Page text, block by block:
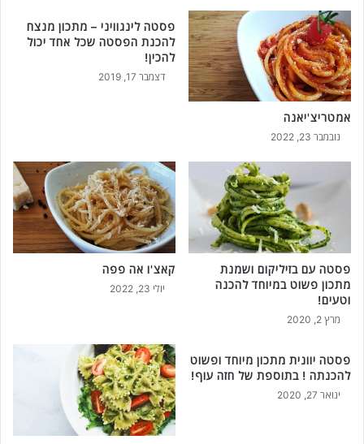
אמטריצ'יאנה
נובמבר 23, 2022
פסטה לינגוויני – מתכון מנצח
להכנת הפסטה שכל אחד יכול
להכין!
דצמבר 17, 2019
פסטה עם בזיליקום ושמנת
מתכון פשוט במיוחד להכנה
וטעים!
מרץ 2, 2020
קאצ'ו אה פפה
יולי 23, 2022
פסטה יוונית מתכון מיוחד ופשוט
להכנתה ! בתוספת של חזה עוף!
ינואר 27, 2020